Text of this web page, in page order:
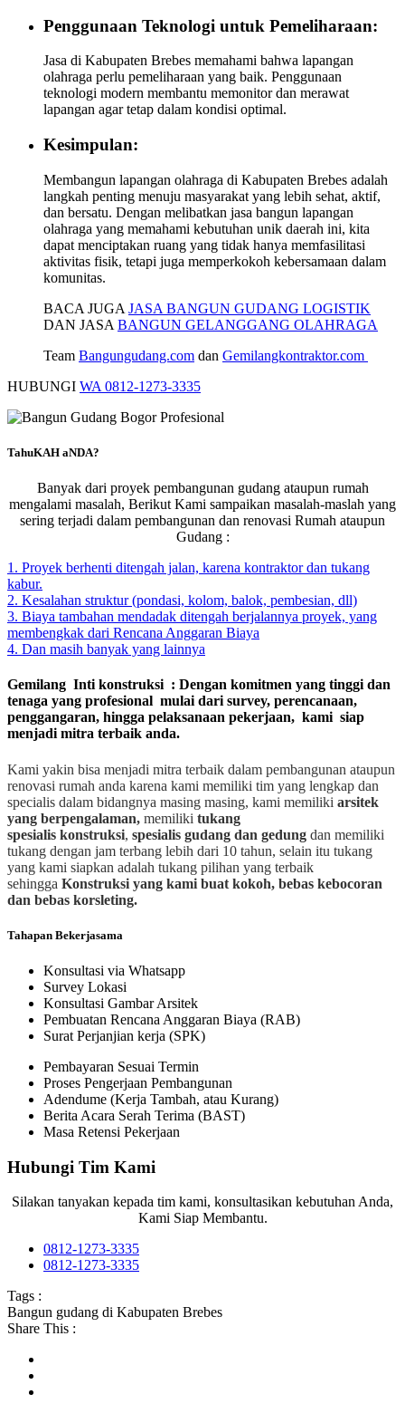
Penggunaan Teknologi untuk Pemeliharaan:
Jasa di Kabupaten Brebes memahami bahwa lapangan
olahraga perlu pemeliharaan yang baik. Penggunaan
teknologi modern membantu memonitor dan merawat
lapangan agar tetap dalam kondisi optimal.
Kesimpulan:
Membangun lapangan olahraga di Kabupaten Brebes adalah
langkah penting menuju masyarakat yang lebih sehat, aktif,
dan bersatu. Dengan melibatkan jasa bangun lapangan
olahraga yang memahami kebutuhan unik daerah ini, kita
dapat menciptakan ruang yang tidak hanya memfasilitasi
aktivitas fisik, tetapi juga memperkokoh kebersamaan dalam
komunitas.
BACA JUGA JASA BANGUN GUDANG LOGISTIK
DAN JASA BANGUN GELANGGANG OLAHRAGA
Team Bangungudang.com dan Gemilangkontraktor.com
HUBUNGI WA 0812-1273-3335
TahuKAH aNDA?
Banyak dari proyek pembangunan gudang ataupun rumah
mengalami masalah, Berikut Kami sampaikan masalah-maslah yang
sering terjadi dalam pembangunan dan renovasi Rumah ataupun
Gudang :
1. Proyek berhenti ditengah jalan, karena kontraktor dan tukang
kabur.
2. Kesalahan struktur (pondasi, kolom, balok, pembesian, dll)
3. Biaya tambahan mendadak ditengah berjalannya proyek, yang
membengkak dari Rencana Anggaran Biaya
4. Dan masih banyak yang lainnya
Gemilang Inti konstruksi : Dengan komitmen yang tinggi dan
tenaga yang profesional mulai dari survey, perencanaan,
penggangaran, hingga pelaksanaan pekerjaan, kami siap
menjadi mitra terbaik anda.
Kami yakin bisa menjadi mitra terbaik dalam pembangunan ataupun
renovasi rumah anda karena kami memiliki tim yang lengkap dan
specialis dalam bidangnya masing masing, kami memiliki arsitek
yang berpengalaman, memiliki tukang
spesialis konstruksi, spesialis gudang dan gedung dan memiliki
tukang dengan jam terbang lebih dari 10 tahun, selain itu tukang
yang kami siapkan adalah tukang pilihan yang terbaik
sehingga Konstruksi yang kami buat kokoh, bebas kebocoran
dan bebas korsleting.
Tahapan Bekerjasama
Konsultasi via Whatsapp
Survey Lokasi
Konsultasi Gambar Arsitek
Pembuatan Rencana Anggaran Biaya (RAB)
Surat Perjanjian kerja (SPK)
Pembayaran Sesuai Termin
Proses Pengerjaan Pembangunan
Adendume (Kerja Tambah, atau Kurang)
Berita Acara Serah Terima (BAST)
Masa Retensi Pekerjaan
Hubungi Tim Kami
Silakan tanyakan kepada tim kami, konsultasikan kebutuhan Anda,
Kami Siap Membantu.
0812-1273-3335
0812-1273-3335
Tags :
Bangun gudang di Kabupaten Brebes
Share This :